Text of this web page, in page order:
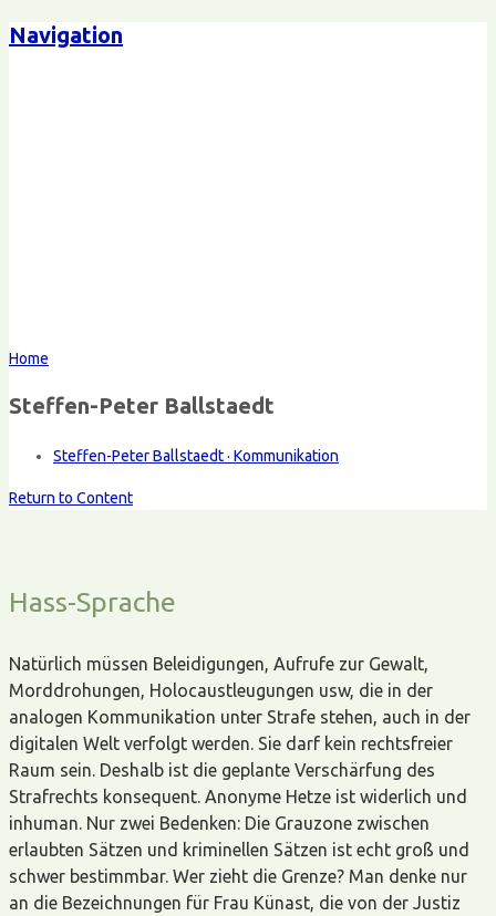
Navigation
Home
Steffen-Peter Ballstaedt
Steffen-Peter Ballstaedt · Kommunikation
Return to Content
Hass-Sprache
Natürlich müssen Beleidigungen, Aufrufe zur Gewalt,
Morddrohungen, Holocaustleugungen usw, die in der
analogen Kommunikation unter Strafe stehen, auch in der
digitalen Welt verfolgt werden. Sie darf kein rechtsfreier
Raum sein. Deshalb ist die geplante Verschärfung des
Strafrechts konsequent. Anonyme Hetze ist widerlich und
inhuman. Nur zwei Bedenken: Die Grauzone zwischen
erlaubten Sätzen und kriminellen Sätzen ist echt groß und
schwer bestimmbar. Wer zieht die Grenze? Man denke nur
an die Bezeichnungen für Frau Künast, die von der Justiz